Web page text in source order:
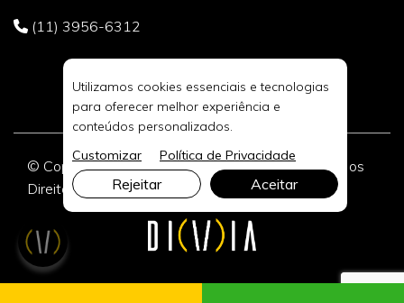
(11) 3956-6312
© Copyright 2026 DIVIA Marketing Digital. Todos os
Direitos Reservados.
Utilizamos cookies essenciais e tecnologias
para oferecer melhor experiência e
conteúdos personalizados.
Customizar
Política de Privacidade
Rejeitar Aceitar